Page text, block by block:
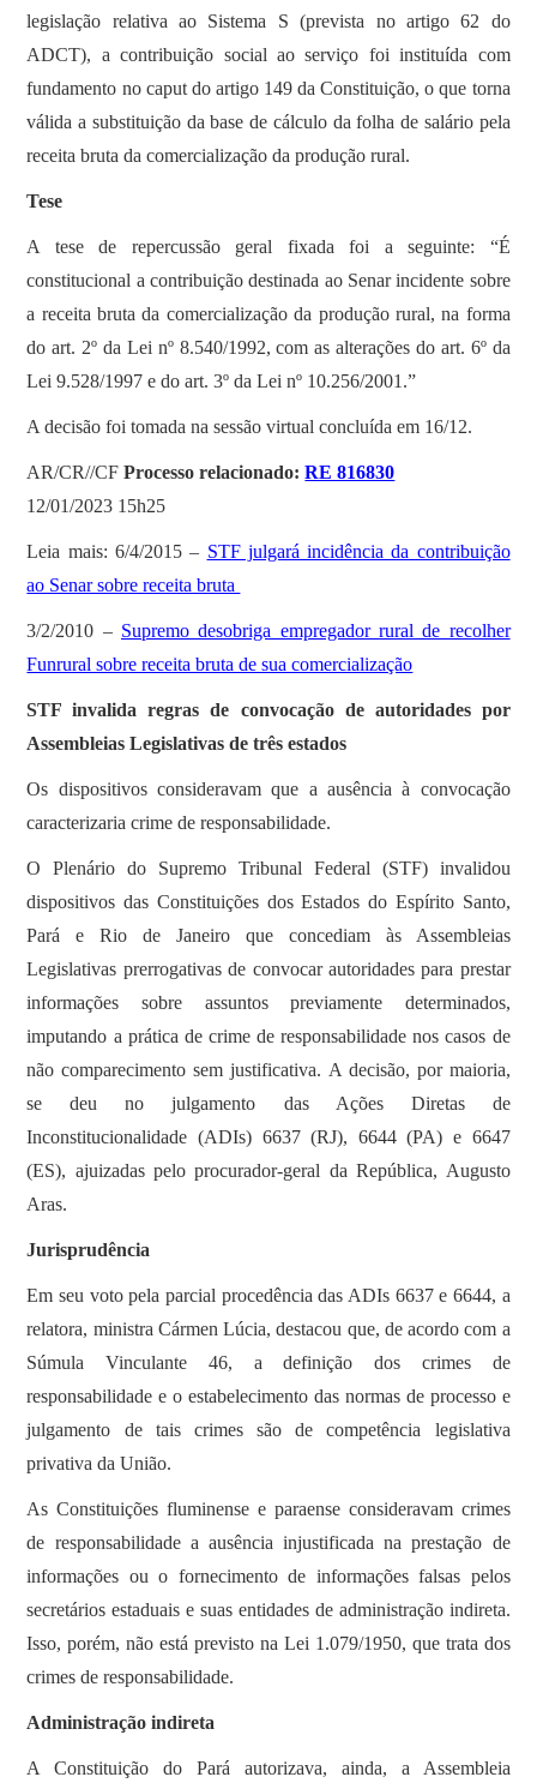
legislação relativa ao Sistema S (prevista no artigo 62 do
ADCT), a contribuição social ao serviço foi instituída com
fundamento no caput do artigo 149 da Constituição, o que torna
válida a substituição da base de cálculo da folha de salário pela
receita bruta da comercialização da produção rural.
Tese
A tese de repercussão geral fixada foi a seguinte: “É
constitucional a contribuição destinada ao Senar incidente sobre
a receita bruta da comercialização da produção rural, na forma
do art. 2º da Lei nº 8.540/1992, com as alterações do art. 6º da
Lei 9.528/1997 e do art. 3º da Lei nº 10.256/2001.”
A decisão foi tomada na sessão virtual concluída em 16/12.
AR/CR//CFProcesso relacionado:RE 816830
12/01/2023 15h25
Leia mais: 6/4/2015 – STF julgará incidência da contribuição
ao Senar sobre receita bruta
3/2/2010 – Supremo desobriga empregador rural de recolher
Funrural sobre receita bruta de sua comercialização
STF invalida regras de convocação de autoridades por
Assembleias Legislativas de três estados
Os dispositivos consideravam que a ausência à convocação
caracterizaria crime de responsabilidade.
O Plenário do Supremo Tribunal Federal (STF) invalidou
dispositivos das Constituições dos Estados do Espírito Santo,
Pará e Rio de Janeiro que concediam às Assembleias
Legislativas prerrogativas de convocar autoridades para prestar
informações sobre assuntos previamente determinados,
imputando a prática de crime de responsabilidade nos casos de
não comparecimento sem justificativa. A decisão, por maioria,
se deu no julgamento das Ações Diretas de
Inconstitucionalidade (ADIs) 6637 (RJ), 6644 (PA) e 6647
(ES), ajuizadas pelo procurador-geral da República, Augusto
Aras.
Jurisprudência
Em seu voto pela parcial procedência das ADIs 6637 e 6644, a
relatora, ministra Cármen Lúcia, destacou que, de acordo com a
Súmula Vinculante 46, a definição dos crimes de
responsabilidade e o estabelecimento das normas de processo e
julgamento de tais crimes são de competência legislativa
privativa da União.
As Constituições fluminense e paraense consideravam crimes
de responsabilidade a ausência injustificada na prestação de
informações ou o fornecimento de informações falsas pelos
secretários estaduais e suas entidades de administração indireta.
Isso, porém, não está previsto na Lei 1.079/1950, que trata dos
crimes de responsabilidade.
Administração indireta
A Constituição do Pará autorizava, ainda, a Assembleia